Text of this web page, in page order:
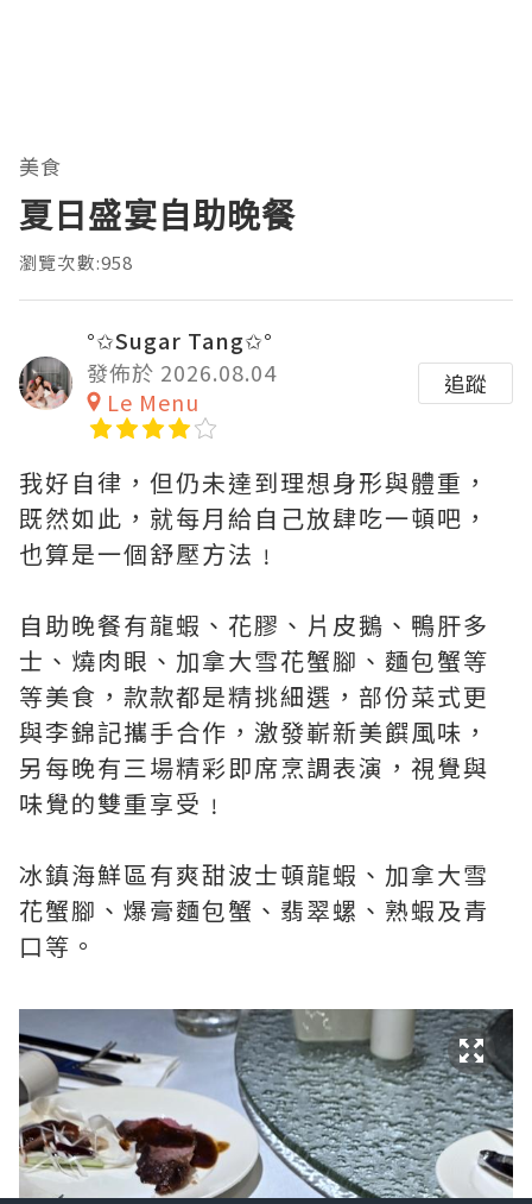
美食
夏日盛宴自助晚餐
瀏覽次數:958
°✩Sugar Tang✩°
發佈於 2026.08.04
Le Menu
追蹤
我好自律，但仍未達到理想身形與體重，
既然如此，就每月給自己放肆吃一頓吧，
也算是一個舒壓方法﹗
自助晚餐有龍蝦、花膠、片皮鵝、鴨肝多
士、燒肉眼、加拿大雪花蟹腳、麵包蟹等
等美食，款款都是精挑細選，部份菜式更
與李錦記攜手合作，激發嶄新美饌風味，
另每晚有三場精彩即席烹調表演，視覺與
味覺的雙重享受﹗
冰鎮海鮮區有爽甜波士頓龍蝦、加拿大雪
花蟹腳、爆膏麵包蟹、翡翠螺、熟蝦及青
口等。